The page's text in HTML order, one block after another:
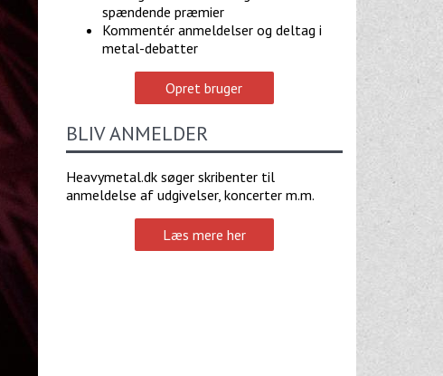
spændende præmier
Kommentér anmeldelser og deltag i
metal-debatter
Opret bruger
BLIV ANMELDER
Heavymetal.dk søger skribenter til
anmeldelse af udgivelser, koncerter m.m.
Læs mere her